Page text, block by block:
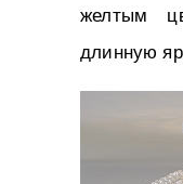
желтым
длинную